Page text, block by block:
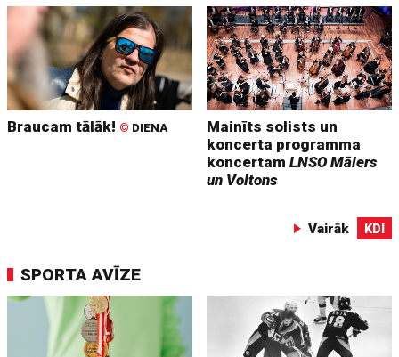
Braucam tālāk! © DIENA
Mainīts solists un
koncerta programma
koncertamLNSO Mālers
un Voltons
Vairāk KDI
SPORTA AVĪZE